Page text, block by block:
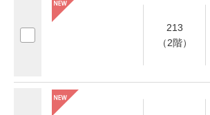
213
（2階）